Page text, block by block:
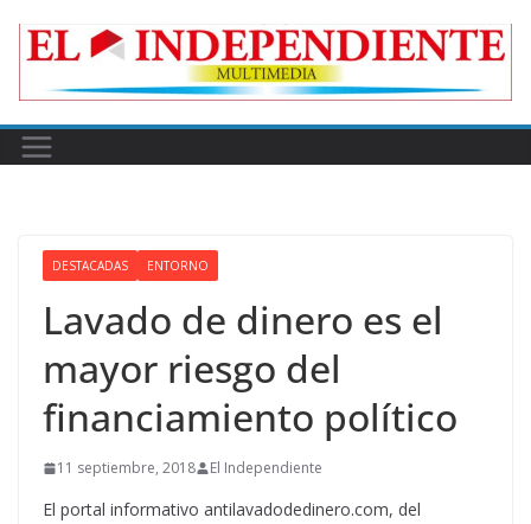
DESTACADAS ENTORNO
Lavado de dinero es el
mayor riesgo del
financiamiento político
11 septiembre, 2018 El Independiente
El portal informativo antilavadodedinero.com, del